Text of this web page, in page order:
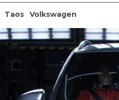
Taos Volkswagen